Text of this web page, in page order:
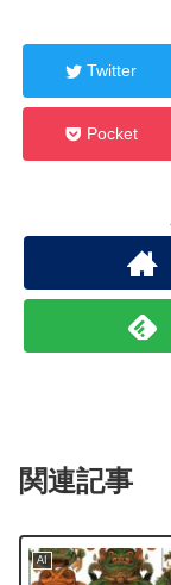
Twitter
Pocket
関連記事
AI